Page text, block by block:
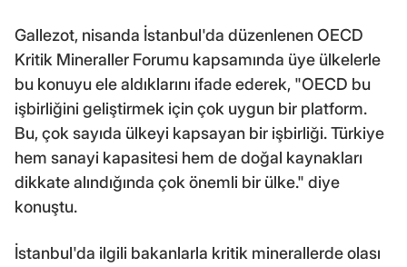
Gallezot, nisanda İstanbul'da düzenlenen OECD
Kritik Mineraller Forumu kapsamında üye ülkelerle
bu konuyu ele aldıklarını ifade ederek, "OECD bu
işbirliğini geliştirmek için çok uygun bir platform.
Bu, çok sayıda ülkeyi kapsayan bir işbirliği. Türkiye
hem sanayi kapasitesi hem de doğal kaynakları
dikkate alındığında çok önemli bir ülke." diye
konuştu.
İstanbul'da ilgili bakanlarla kritik minerallerde olası